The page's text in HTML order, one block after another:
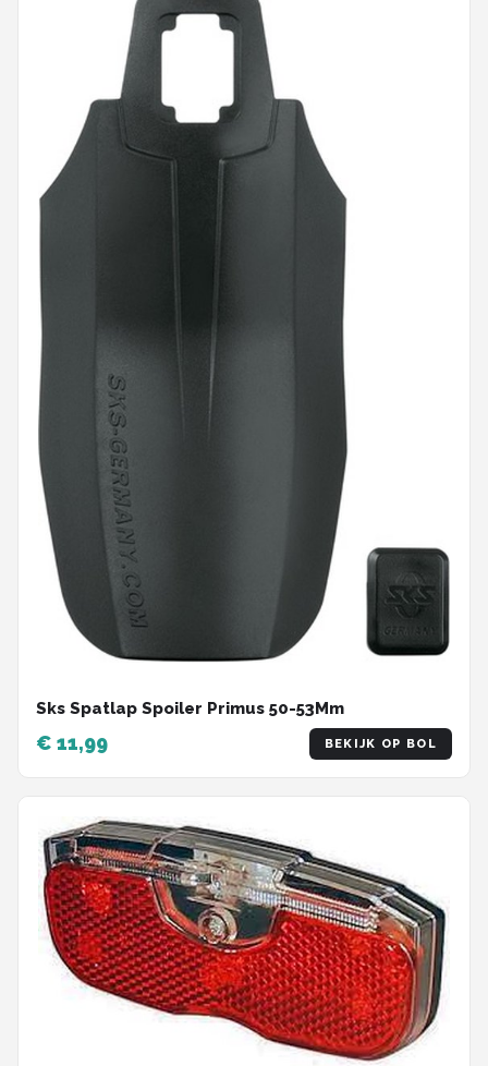
Sks Spatlap Spoiler Primus 50-53Mm
€ 11,99 BEKIJK OP BOL